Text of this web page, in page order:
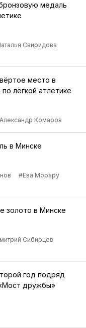
медаль
Свиридова
место в
лёгкой атлетике
Комаров
в Минске
#Ева Морару
золото в Минске
Сибирцев
год подряд
дружбы»